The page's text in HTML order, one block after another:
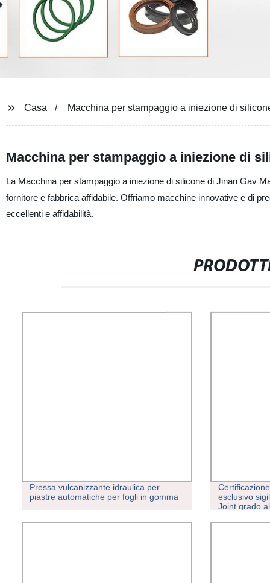
Casa Macchina per stampaggio a iniezione di
Macchina per stampaggio a iniezione di
La Macchina per stampaggio a iniezione di silicone di Jinan Gav
fornitore e fabbrica affidabile. Offriamo macchine innovative e di
eccellenti e affidabilità.
Pressa vulcanizzante idraulica per
piastre automatiche per fogli in gomma
esclusivo
Joint grado
frigorifero /